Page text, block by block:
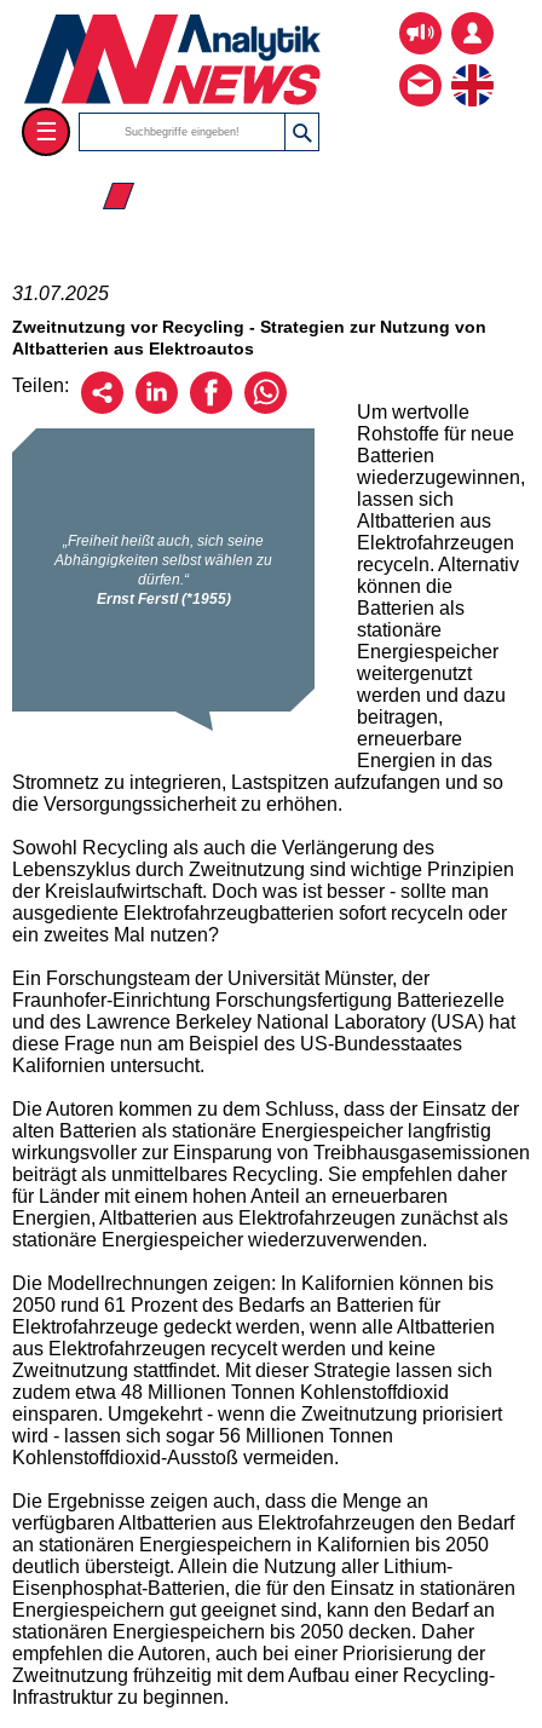
☰
☰ 2025
31.07.2025
Zweitnutzung vor Recycling - Strategien zur Nutzung von
Altbatterien aus Elektroautos
Teilen:
Um wertvolle
Rohstoffe für neue
Batterien
wiederzugewinnen,
lassen sich
Altbatterien aus
Elektrofahrzeugen
recyceln. Alternativ
können die
Batterien als
stationäre
Energiespeicher
weitergenutzt
werden und dazu
beitragen,
erneuerbare
Energien in das
Stromnetz zu integrieren, Lastspitzen aufzufangen und so
die Versorgungssicherheit zu erhöhen.
Sowohl Recycling als auch die Verlängerung des
Lebenszyklus durch Zweitnutzung sind wichtige Prinzipien
der Kreislaufwirtschaft. Doch was ist besser - sollte man
ausgediente Elektrofahrzeugbatterien sofort recyceln oder
ein zweites Mal nutzen?
Ein Forschungsteam der Universität Münster, der
Fraunhofer-Einrichtung Forschungsfertigung Batteriezelle
und des Lawrence Berkeley National Laboratory (USA) hat
diese Frage nun am Beispiel des US-Bundesstaates
Kalifornien untersucht.
Die Autoren kommen zu dem Schluss, dass der Einsatz der
alten Batterien als stationäre Energiespeicher langfristig
wirkungsvoller zur Einsparung von Treibhausgasemissionen
beiträgt als unmittelbares Recycling. Sie empfehlen daher
für Länder mit einem hohen Anteil an erneuerbaren
Energien, Altbatterien aus Elektrofahrzeugen zunächst als
stationäre Energiespeicher wiederzuverwenden.
Die Modellrechnungen zeigen: In Kalifornien können bis
2050 rund 61 Prozent des Bedarfs an Batterien für
Elektrofahrzeuge gedeckt werden, wenn alle Altbatterien
aus Elektrofahrzeugen recycelt werden und keine
Zweitnutzung stattfindet. Mit dieser Strategie lassen sich
zudem etwa 48 Millionen Tonnen Kohlenstoffdioxid
einsparen. Umgekehrt - wenn die Zweitnutzung priorisiert
wird - lassen sich sogar 56 Millionen Tonnen
Kohlenstoffdioxid-Ausstoß vermeiden.
Die Ergebnisse zeigen auch, dass die Menge an
verfügbaren Altbatterien aus Elektrofahrzeugen den Bedarf
an stationären Energiespeichern in Kalifornien bis 2050
deutlich übersteigt. Allein die Nutzung aller Lithium-
Eisenphosphat-Batterien, die für den Einsatz in stationären
Energiespeichern gut geeignet sind, kann den Bedarf an
stationären Energiespeichern bis 2050 decken. Daher
empfehlen die Autoren, auch bei einer Priorisierung der
Zweitnutzung frühzeitig mit dem Aufbau einer Recycling-
Infrastruktur zu beginnen.